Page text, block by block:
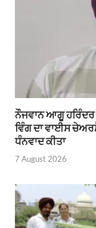
ਨੌਜਵਾਨ ਆਗੂ ਹਰਿੰਦਰ
ਵਿੰਗ ਦਾ ਵਾਈਸ
ਧੰਨਵਾਦ ਕੀਤਾ
7 August 2026